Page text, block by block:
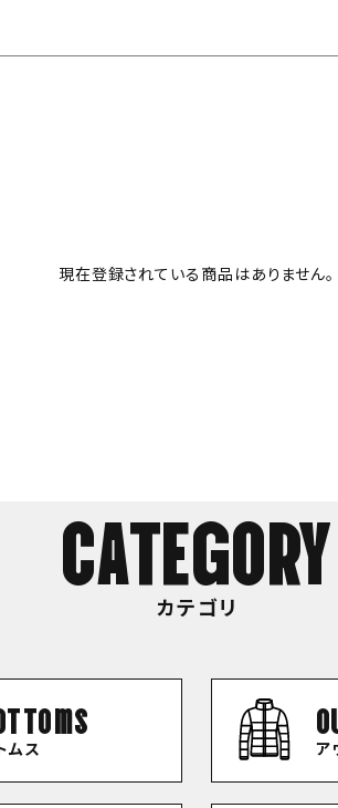
現在登録されている商品はありません。
CATEGORY
カテゴリ
ムス ア